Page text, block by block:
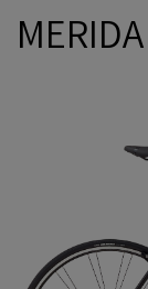
אופני כביש אלומיניום MERIDA